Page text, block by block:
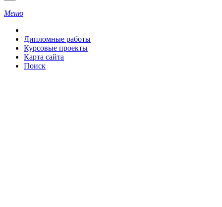
Меню
Дипломные работы
Курсовые проекты
Карта сайта
Поиск